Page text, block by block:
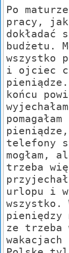
Po
pracy,
dokładać
budżetu.
wszystko
i ojciec
pieniądze.
końcu
pieniądze,
telefony
mogłam,
trzeba
urlopu i
wszystko.
pieniędzy
ze trzeba
wakacjach